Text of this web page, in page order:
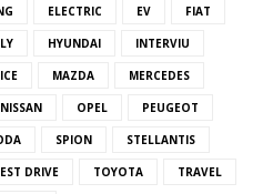
ELECTRIC EV FIAT
HYUNDAI INTERVIU
MAZDA MERCEDES
NISSAN OPEL PEUGEOT
SPION STELLANTIS
DRIVE TOYOTA TRAVEL